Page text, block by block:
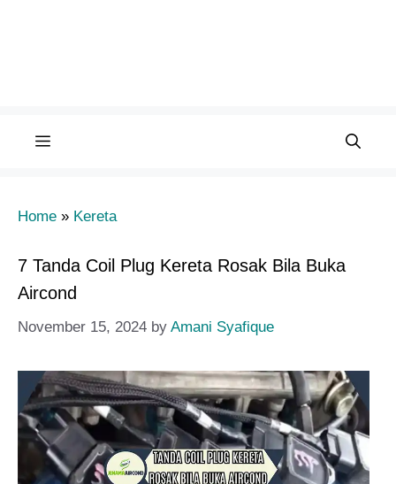
Menu
Home » Kereta
7 Tanda Coil Plug Kereta Rosak Bila Buka
Aircond​
November 15, 2024 by Amani Syafique